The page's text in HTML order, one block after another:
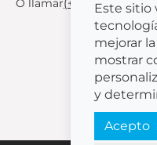
O llamar(+420) 544 224
©
Este sitio
mejorar
mostrar
y
Acepto